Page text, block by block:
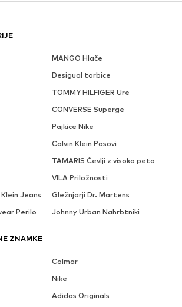
MANGO Hlače
Desigual torbice
TOMMY HILFIGER Ure
CONVERSE Superge
Pajkice Nike
Calvin Klein Pasovi
TAMARIS Čevlji z visoko peto
VILA Priložnosti
Jeans
Gležnjarji Dr. Martens
Perilo
Johnny Urban Nahrbtniki
ZNAMKE
Colmar
Nike
Adidas Originals